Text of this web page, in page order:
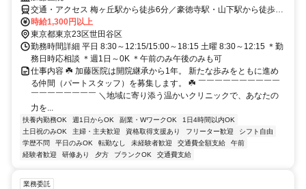
交通・アクセス 梅ヶ丘駅から徒歩6分／豪徳寺駅・山下駅から徒歩5
分
時給1,300円以上
東京都東京23区世田谷区
勤務時間詳細 平日 8:30～12:15/15:00～18:15 土曜 8:30～12:15 ＊勤
務日時応相談 ＊週1日～0K ＊午前のみ午後のみも可
仕事内容 ☘️ 加藤医院は開院継承から1年。 新たな歩みをともに進め
る仲間（パートスタッフ）を募集します。 ☘️ ￣￣￣￣￣￣￣￣￣￣
￣￣￣￣￣￣￣￣ ＼地域に寄り添う温かいクリニックで、あなたの
力を...
扶養内勤務OK 週1日からOK 副業・WワークOK
1日4時間以内OK
土日祝のみOK
主婦・主夫歓迎 資格取得支援あり フリーター歓迎
シフト自由
学歴不問
平日のみOK 転勤なし 未経験者歓迎 交通費全額支給
午前
経験者歓迎
研修あり 夕方 ブランクOK 交通費支給
業務委託